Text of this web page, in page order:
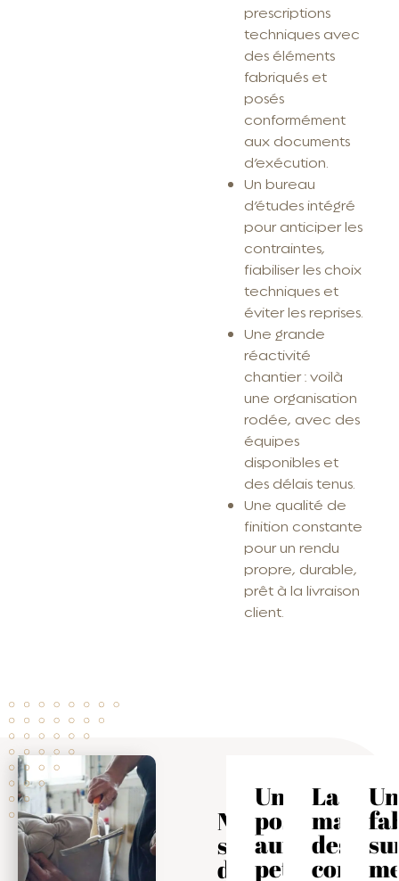
prescriptions
techniques avec
des éléments
fabriqués et
posés
conformément
aux documents
d’exécution.
Un bureau
d’études intégré
pour anticiper les
contraintes,
fiabiliser les choix
techniques et
éviter les reprises.
Une grande
réactivité
chantier : voilà
une organisation
rodée, avec des
équipes
disponibles et
des délais tenus.
Une qualité de
finition constante
pour un rendu
propre, durable,
prêt à la livraison
client.
Nos
solutions
dédiées
Une
pose
aux
petits
La
des